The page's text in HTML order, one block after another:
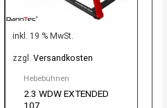
inkl. 19 % MwSt.
zzgl. Versandkosten
Hebebühnen
2.3 WDW EXTENDED
107